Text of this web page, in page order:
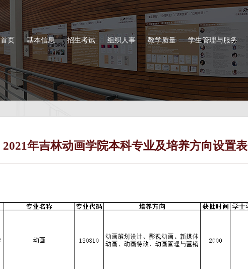
首页 基本信息 招生考试 组织人事 教学质量 学生管理与服务
2021年吉林动画学院本科专业及培养方向设置表